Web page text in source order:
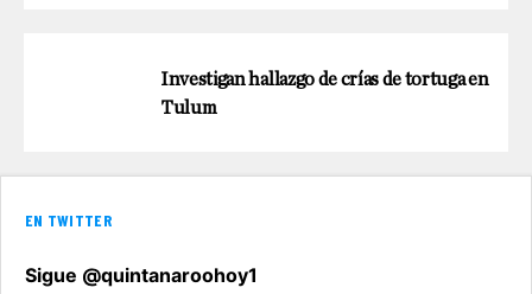
Investigan hallazgo de crías de tortuga en
Tulum
EN TWITTER
Sigue @quintanaroohoy1